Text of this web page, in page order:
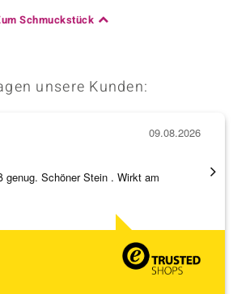
Schmuckstück
unsere Kunden:
genug. Schöner Stein . Wirkt am
09.08.2026